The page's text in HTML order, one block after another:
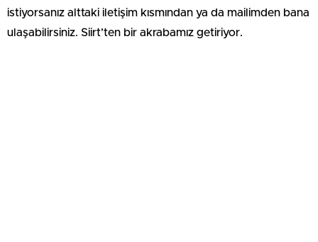
istiyorsanız alttaki iletişim kısmından ya da mailimden bana
ulaşabilirsiniz. Siirt’ten bir akrabamız getiriyor.